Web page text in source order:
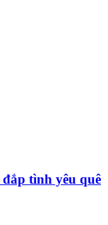
tình yêu quê